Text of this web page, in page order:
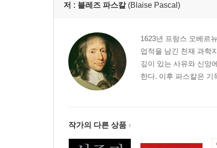
해서 강해지는 것은 아니다 / 불행을 걱정하다가
직업조차 이성이 아닌 우연으로 택한다 / 진리
끝에서야 비로소 보인다 / 말의 배열이 같아도
아름다움을 결정한다 / 대칭을 위한 가짜는 아
부른다 / 인정받고 싶다면‘결정적인’말을 삼가
반복은 문맥과 흐름 속에서 판단해야 한다 / 진심
행복을 갈망하지만 죽음과 비참함은 회피한다 /
저 : 블레즈 파스칼 (Blaise Pascal)
1623년 프랑스 오베르
업적을 남긴 천재 과학
깊이 있는 사유와 신앙
한다. 이후 파스칼은
작가의 다른 상품